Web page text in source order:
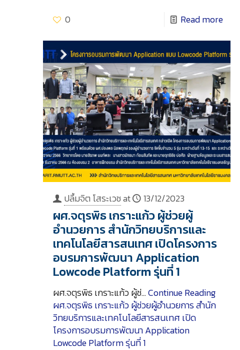
0
Read more
ปลื้มจิต โสระเวชat 13/12/2023
ผศ.จตุรพิธ เกราะแก้ว ผู้ช่วยผู้
อำนวยการ สำนักวิทยบริการและ
เทคโนโลยีสารสนเทศ เปิดโครงการ
อบรมการพัฒนา Application
Lowcode Platform รุ่นที่ 1
ผศ.จตุรพิธ เกราะแก้ว ผู้ช่…Continue Reading
ผศ.จตุรพิธ เกราะแก้ว ผู้ช่วยผู้อำนวยการ สำนัก
วิทยบริการและเทคโนโลยีสารสนเทศ เปิด
โครงการอบรมการพัฒนา Application
Lowcode Platform รุ่นที่ 1